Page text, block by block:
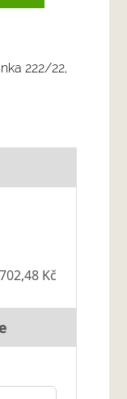
222/22,
Kč